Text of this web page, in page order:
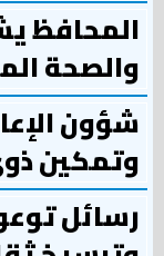
المحافظ
والصحة
شؤون
وتمكين
رسائل